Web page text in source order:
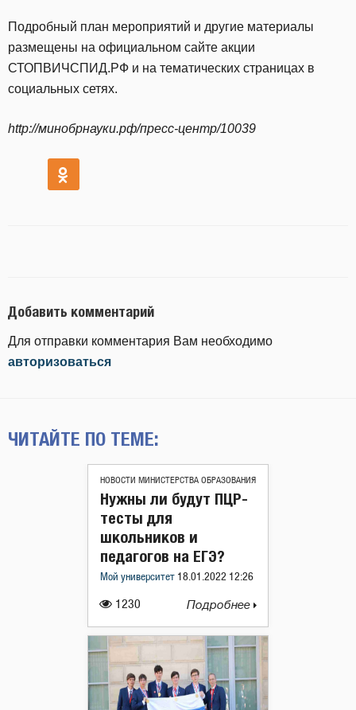
Подробный план мероприятий и другие материалы
размещены на официальном сайте акции
СТОПВИЧСПИД.РФ и на тематических страницах в
социальных сетях.
http://минобрнауки.рф/пресс-центр/10039
Добавить комментарий
Для отправки комментария Вам необходимо
авторизоваться
ЧИТАЙТЕ ПО ТЕМЕ:
НОВОСТИ МИНИСТЕРСТВА ОБРАЗОВАНИЯ
1230
Нужны ли будут ПЦР-
тесты для
школьников и
педагогов на ЕГЭ?
Мой университет 18.01.2022 12:26
Подробнее